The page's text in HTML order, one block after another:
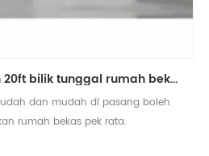
kilang membekalkan 20ft bilik tunggal rumah bekas prefab kecil
dan mudah di pasang boleh
rumah bekas pek rata.